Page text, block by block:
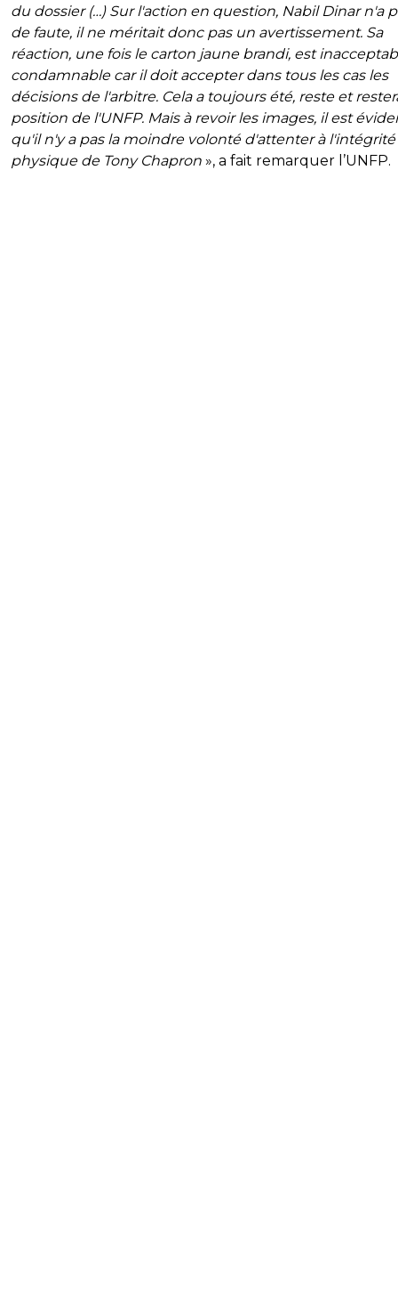
du dossier (…) Sur l'action en question, Nabil Dinar n'a
de faute, il ne méritait donc pas un avertissement. Sa
réaction, une fois le carton jaune brandi, est
condamnable car il doit accepter dans tous les cas les
décisions de l'arbitre. Cela a toujours été, reste et
position de l'UNFP. Mais à revoir les images, il est
qu'il n'y a pas la moindre volonté d'attenter à l'intégrité
physique de Tony Chapron », a fait remarquer l’UNFP.